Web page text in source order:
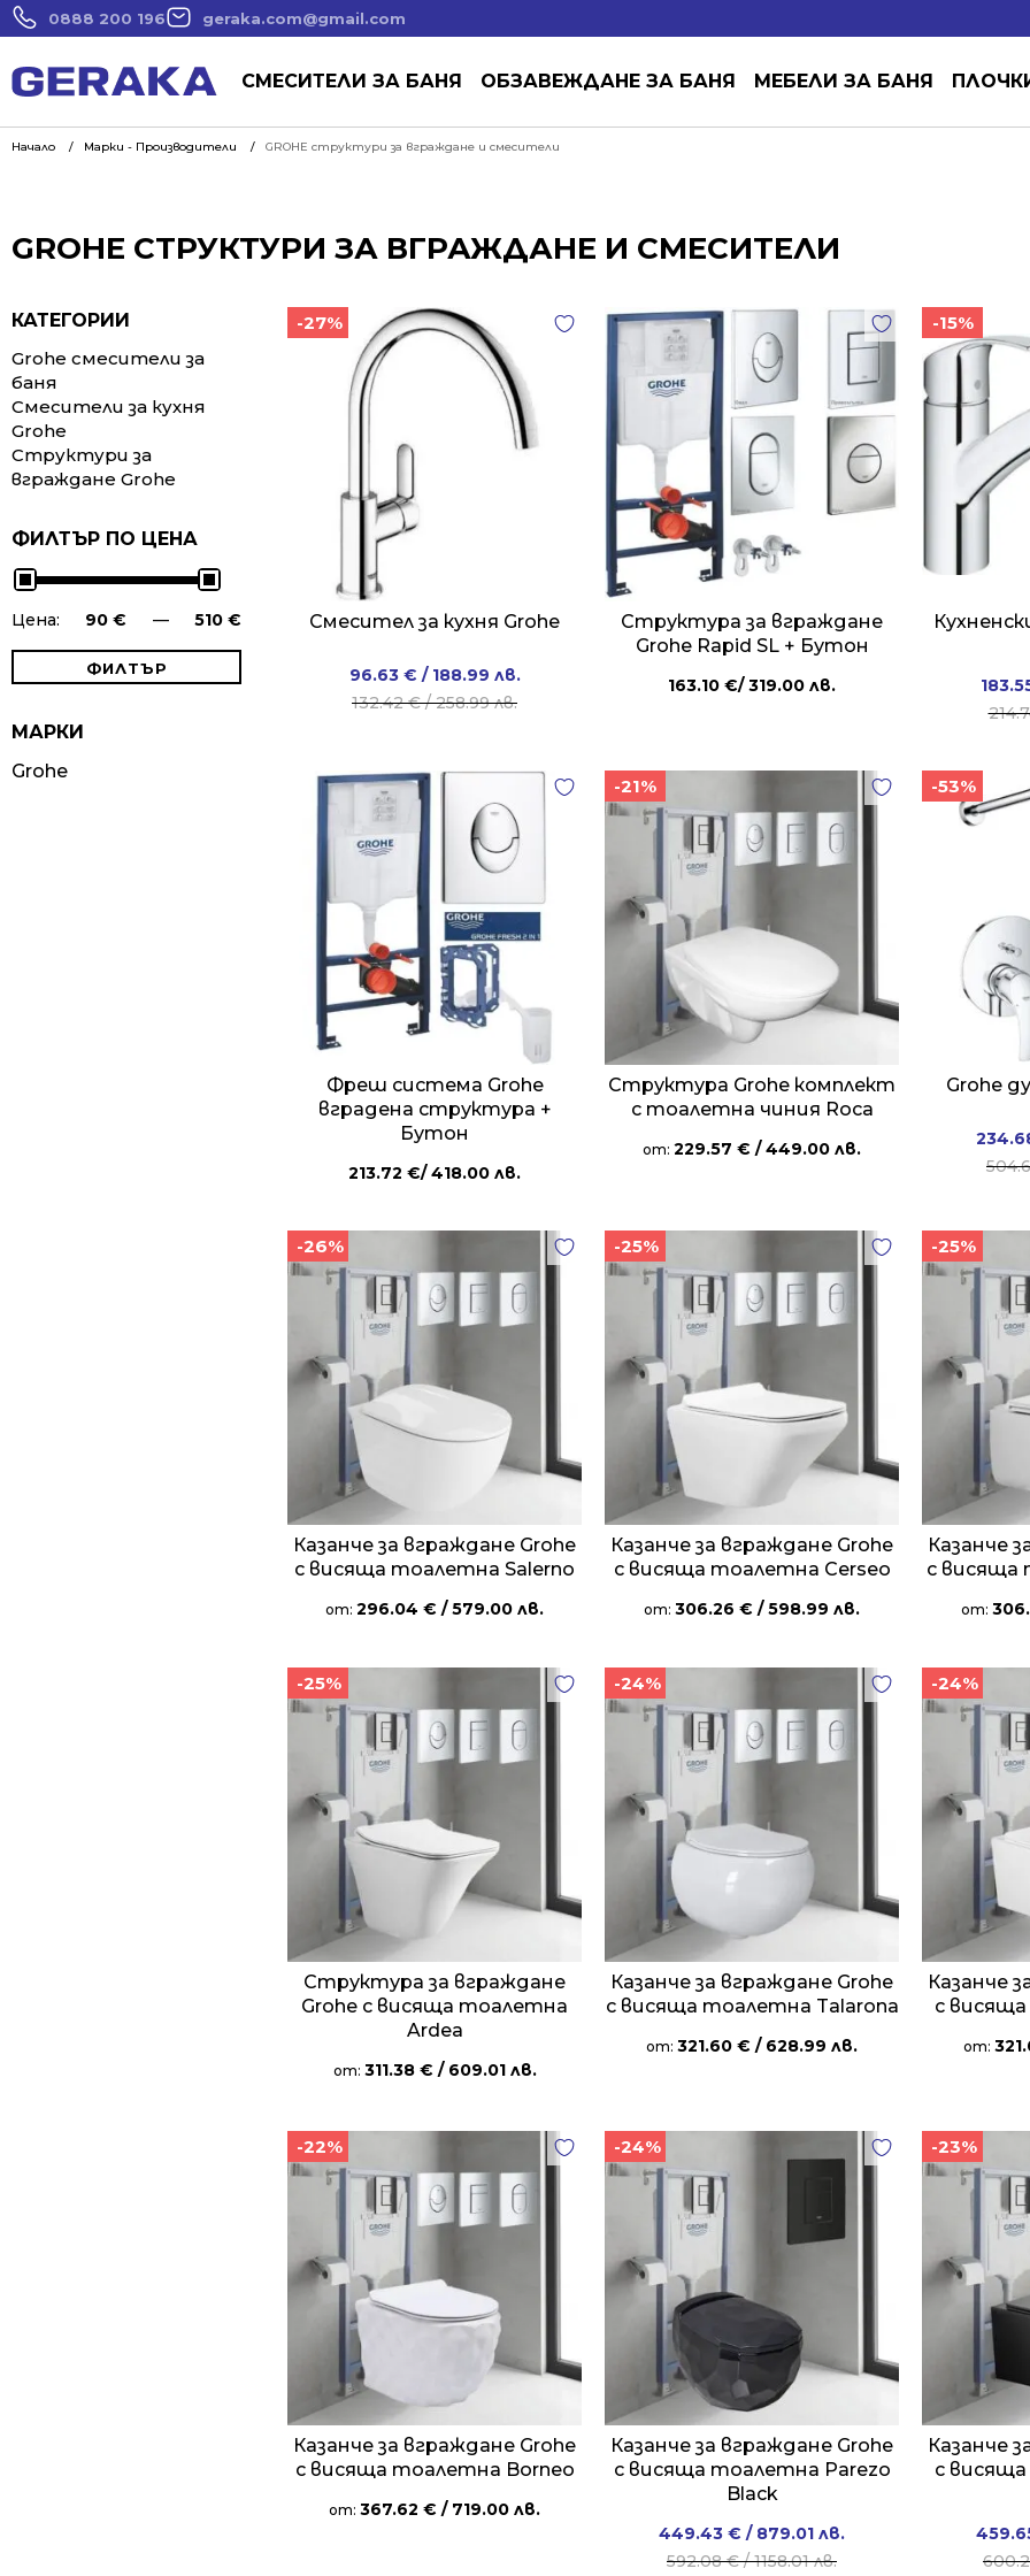
0888 200 196 geraka.com@gmail.com
СМЕСИТЕЛИ ЗА БАНЯ ОБЗАВЕЖДАНЕ ЗА БАНЯ МЕБЕЛИ ЗА БАНЯ
Начало Марки - Производители GROHE структури за вграждане и смесители
GROHE СТРУКТУРИ ЗА ВГРАЖДАНЕ И СМЕСИТЕЛИ
КАТЕГОРИИ
Grohe смесители за
баня
Смесители за кухня
Grohe
Структури за
вграждане Grohe
ФИЛТЪР ПО ЦЕНА
ФИЛТЪР
Цена: 90 € — 510 €
МАРКИ
Grohe
-27%
Смесител за кухня Grohe
132.42€/ 258.99 лв.
Original
price
258.99 лв..
96.63 € / 188.99 лв.
Current
price
188.99 лв..
Структура за вграждане
Grohe Rapid SL + Бутон
163.10 €/ 319.00 лв.
-15%
Фреш система Grohe
вградена структура +
Бутон
213.72 €/ 418.00 лв.
-21%
Структура Grohe комплект
с тоалетна чиния Roca
от: 229.57 € / 449.00 лв.
-53%
Grohe
-26%
Казанче за вграждане Grohe
с висяща тоалетна Salerno
от: 296.04 € / 579.00 лв.
-25%
Казанче за вграждане Grohe
с висяща тоалетна Cerseo
от: 306.26 € / 598.99 лв.
-25%
Казанче
с висяща
от:
-25%
Структура за вграждане
Grohe с висяща тоалетна
Ardea
от: 311.38 € / 609.01 лв.
-24%
Казанче за вграждане Grohe
с висяща тоалетна Talarona
от: 321.60 € / 628.99 лв.
-24%
Казанче
с
от:
-22%
Казанче за вграждане Grohe
с висяща тоалетна Borneo
от: 367.62 € / 719.00 лв.
-24%
Казанче за вграждане Grohe
с висяща тоалетна Parezo
Black
592.08€/ 1158.01 лв.
Original
price
449.43 € / 879.01 лв.
Current
price
-23%
Казанче
с